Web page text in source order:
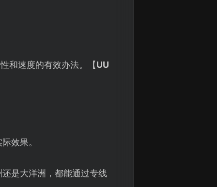
和速度的有效办法。【UU
效果。
是大洋洲，都能通过专线